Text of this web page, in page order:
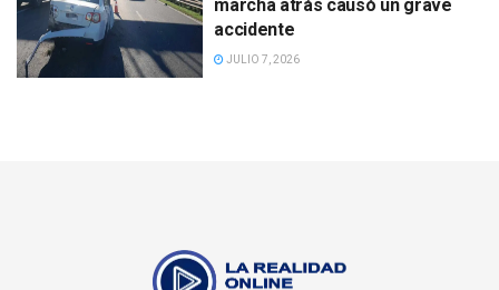
marcha atrás causó un grave
accidente
JULIO 7, 2026